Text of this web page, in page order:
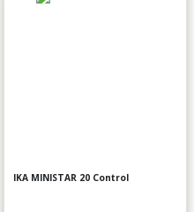
IKA MINISTAR 20 Control